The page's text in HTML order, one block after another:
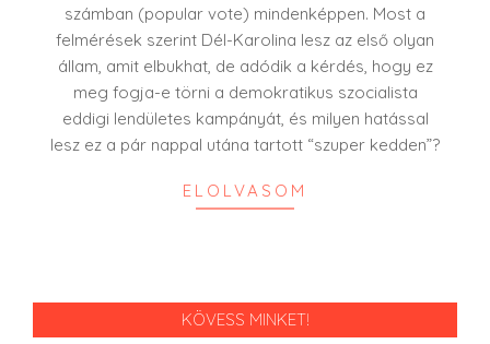
számban (popular vote) mindenképpen. Most a
felmérések szerint Dél-Karolina lesz az első olyan
állam, amit elbukhat, de adódik a kérdés, hogy ez
meg fogja-e törni a demokratikus szocialista
eddigi lendületes kampányát, és milyen hatással
lesz ez a pár nappal utána tartott “szuper kedden”?
ELOLVASOM
KÖVESS MINKET!